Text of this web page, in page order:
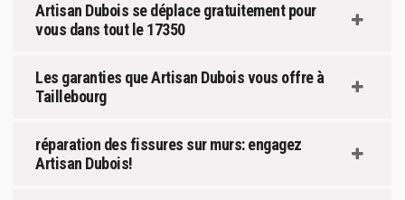
Artisan Dubois se déplace gratuitement pour
vous dans tout le 17350
Les garanties que Artisan Dubois vous offre à
Taillebourg
réparation des fissures sur murs: engagez
Artisan Dubois!